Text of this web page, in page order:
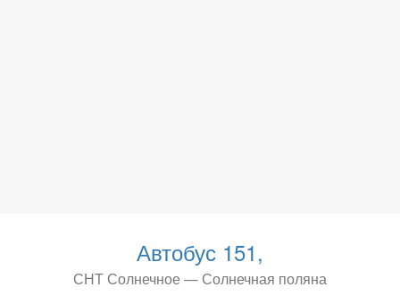
Автобус 151,
СНТ Солнечное — Солнечная поляна